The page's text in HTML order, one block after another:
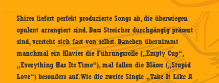
Shires liefert perfekt produzierte Songs ab, die überwiegen
opulent arrangiert sind. Dass Streicher durchgängig präsent
sind, versteht sich fast von selbst. Daneben übernimmt
manchmal ein Klavier die Führungsrolle („Empty Cup“,
„Everything Has Its Time“), mal fallen die Bläser („Stupid
Love“) besonders auf. Wie die zweite Single „Take It Like A